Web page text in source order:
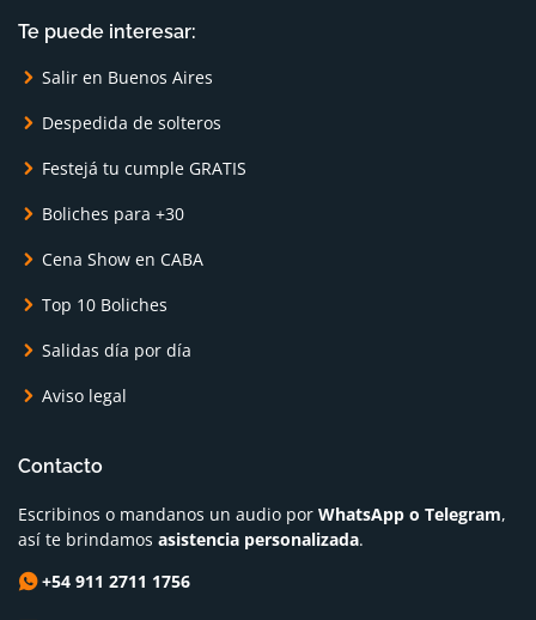
Te puede interesar:
Salir en Buenos Aires
Despedida de solteros
Festejá tu cumple GRATIS
Boliches para +30
Cena Show en CABA
Top 10 Boliches
Salidas día por día
Aviso legal
Contacto
Escribinos o mandanos un audio por WhatsApp o Telegram,
así te brindamos asistencia personalizada.
+54 911 2711 1756